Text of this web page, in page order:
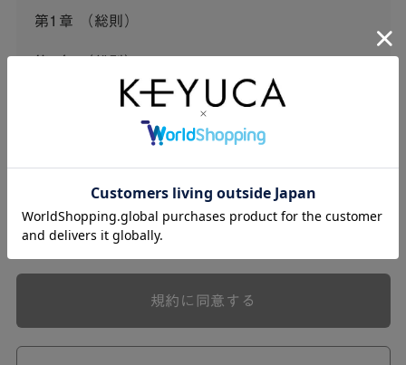
第1章 （総則）
この会員規約（以下「本規約」といいます。）は、河淳株
式会社ケユカ事業部（以下「弊社」といいます。）が提供
する一連のサービスに関し、弊社が次条の定めに従い入会
本規約は、会員と弊社との間のサービスの利用に関わる一
切の関係に適用されるものとします。
弊社が一連のサービスを提供するにあたり、本規約のほ
ら個別規定はその名称のいかんに関わらず、本規約の一部
規約に同意する